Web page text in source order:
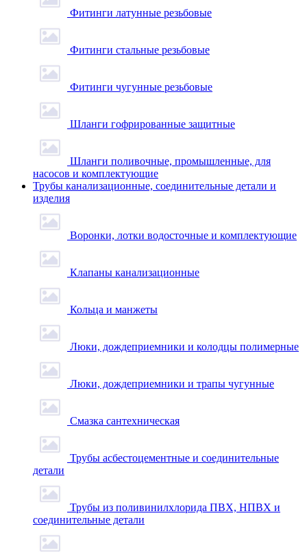
Фитинги латунные резьбовые
Фитинги стальные резьбовые
Фитинги чугунные резьбовые
Шланги гофрированные защитные
Шланги поливочные, промышленные, для
насосов и комплектующие
Трубы канализационные, соединительные детали и
изделия
Воронки, лотки водосточные и комплектующие
Клапаны канализационные
Кольца и манжеты
Люки, дождеприемники и колодцы полимерные
Люки, дождеприемники и трапы чугунные
Смазка сантехническая
Трубы асбестоцементные и соединительные
детали
Трубы из поливинилхлорида ПВХ, НПВХ и
соединительные детали